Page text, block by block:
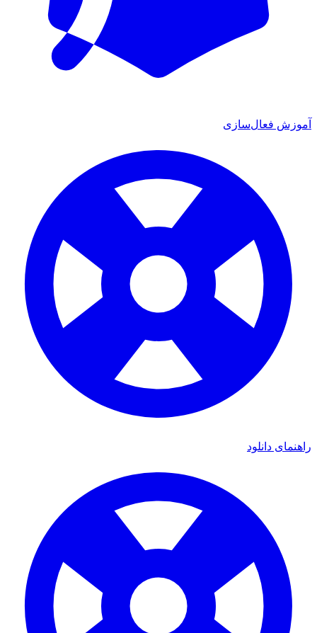
فعال‌سازی
دانلود